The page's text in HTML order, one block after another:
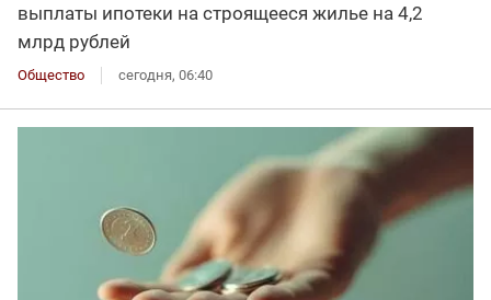
выплаты ипотеки на строящееся жилье на 4,2
млрд рублей
Общество сегодня, 06:40